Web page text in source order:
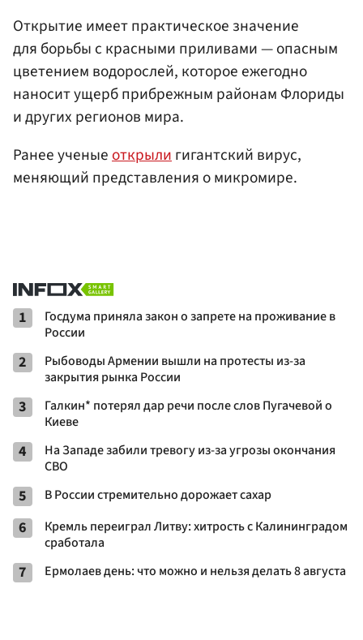
Открытие имеет практическое значение
для борьбы с красными приливами — опасным
цветением водорослей, которое ежегодно
наносит ущерб прибрежным районам Флориды
и других регионов мира.
Ранее ученыеоткрылигигантский вирус,
меняющий представления о микромире.
1
Госдума приняла закон о запрете на проживание в
России
2
Рыбоводы Армении вышли на протесты из-за
закрытия рынка России
3
Галкин* потерял дар речи после слов Пугачевой о
Киеве
4
На Западе забили тревогу из-за угрозы окончания
СВО
5 В России стремительно дорожает сахар
6
Кремль переиграл Литву: хитрость с Калининградом
сработала
7 Ермолаев день: что можно и нельзя делать 8 августа